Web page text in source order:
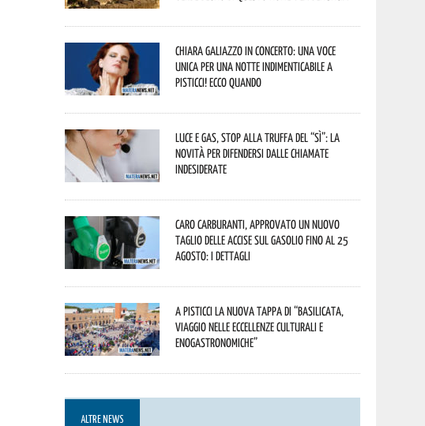
Chiara Galiazzo in concerto: una voce
unica per una notte indimenticabile a
Pisticci! Ecco quando
Luce e gas, stop alla truffa del “Sì”: la
novità per difendersi dalle chiamate
indesiderate
Caro carburanti, approvato un nuovo
taglio delle accise sul gasolio fino al 25
agosto: i dettagli
A Pisticci la nuova tappa di “Basilicata,
viaggio nelle eccellenze culturali e
enogastronomiche”
ALTRE NEWS